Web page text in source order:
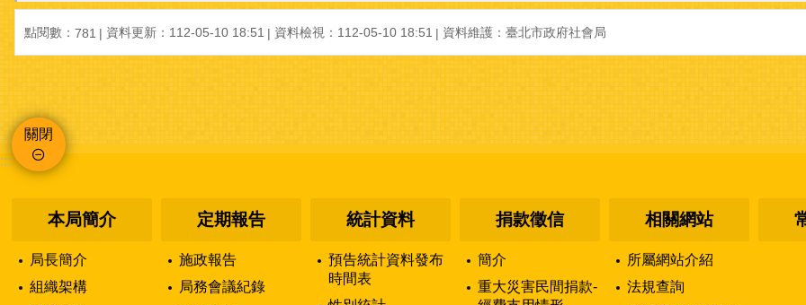
點閱數： 781 資料更新：112-05-10 18:51 資料檢視：112-05-10 18:51 資料維護：臺北市政府社會局
關閉
:::
本局簡介
局長簡介
組織架構
定期報告
施政報告
局務會議紀錄
統計資料
預告統計資料發布
時間表
捐款徵信
簡介
重大災害民間捐款-
相關網站
所屬網站介紹
法規查詢